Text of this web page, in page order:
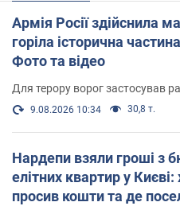
Армія Росії здійснила
горіла історична
Фото та відео
Для терору ворог застосував
9.08.2026 10:34 30,8 т.
Нардепи взяли гроші з
елітних квартир у
просив кошти та де